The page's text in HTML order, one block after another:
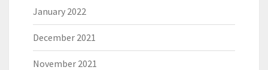
January 2022
December 2021
November 2021